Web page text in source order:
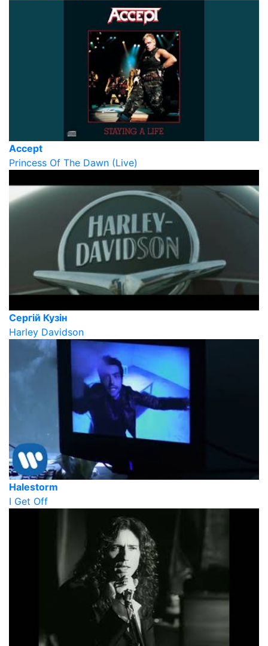
Accept
Princess Of The Dawn (Live)
Сергій Кузін
Harley Davidson
Halestorm
I Get Off